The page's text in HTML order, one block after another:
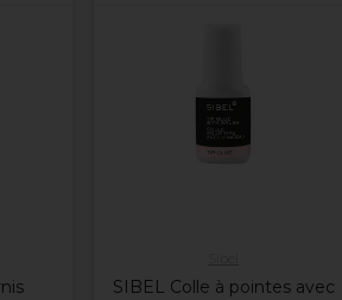
SIBEL Colle à pointes avec